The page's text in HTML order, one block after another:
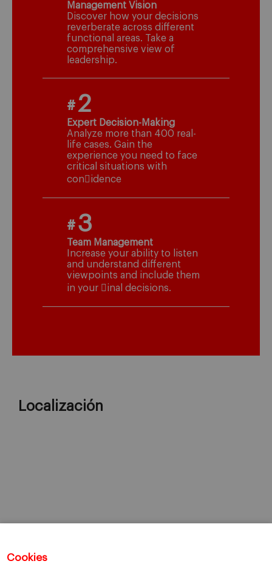
Cookies
Management Vision
Discover how your decisions
reverberate across different
functional areas. Take a
comprehensive view of
leadership.
#2
Expert Decision-Making
Analyze more than 400 real-
life cases. Gain the
experience you need to face
critical situations with
con􀆭idence
#3
Team Management
Increase your ability to listen
and understand different
viewpoints and include them
in your 􀆭inal decisions.
Localización